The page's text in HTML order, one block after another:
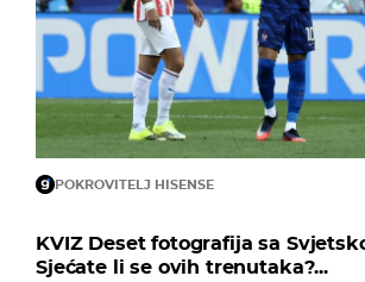
POKROVITELJ HISENSE
KVIZ Deset fotografija sa
Sjećate li se ovih trenutaka?...